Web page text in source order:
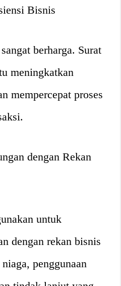
Bisnis
berharga. Surat
meningkatkan
mempercepat proses
dengan Rekan
untuk
dengan rekan bisnis
penggunaan